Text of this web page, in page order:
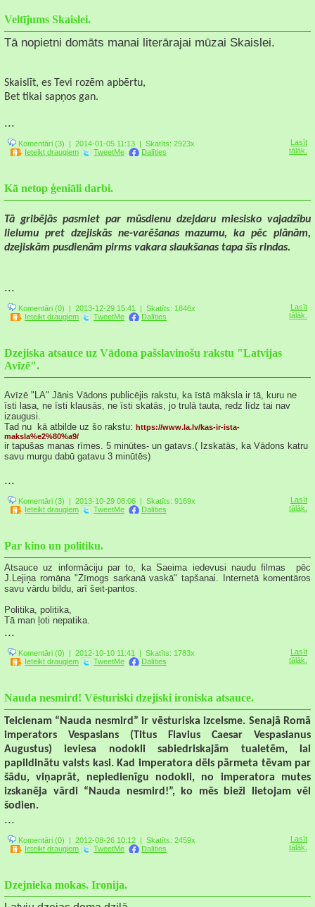
Veltījums Skaislei.
Tā nopietni domāts manai literārajai mūzai Skaislei.
Skaislīt, es Tevi rozēm apbērtu,
Bet tikai sapņos gan.
...
Komentāri (3) | 2014-01-05 11:13 | Skatīts: 2923x
Ieteikt draugiem
TweetMe Dalīties
Lasīt
tālāk.
Kā netop ģeniāli darbi.
Tā gribējās pasmiet par mūsdienu dzejdaru miesisko vajadzību
lielumu pret dzejiskās ne-varēšanas mazumu, ka pēc plānām,
dzejiskām pusdienām pirms vakara slaukšanas tapa šīs rindas.
...
Komentāri (0) | 2013-12-29 15:41 | Skatīts: 1846x
Ieteikt draugiem
TweetMe Dalīties
Lasīt
tālāk.
Dzejiska atsauce uz Vādona pašslavinošu rakstu "Latvijas
Avīzē".
Avīzē "LA" Jānis Vādons publicējis rakstu, ka īstā māksla ir tā, kuru ne
īsti lasa, ne īsti klausās, ne īsti skatās, jo trulā tauta, redz līdz tai nav
izaugusi.
Tad nu kā atbilde uz šo rakstu: https://www.la.lv/kas-ir-ista-
maksla%e2%80%a9/
ir tapušas manas rīmes. 5 minūtes- un gatavs.( Izskatās, ka Vādons katru
savu murgu dabū gatavu 3 minūtēs)
...
Komentāri (3) | 2013-10-29 08:06 | Skatīts: 9169x
Ieteikt draugiem
TweetMe Dalīties
Lasīt
tālāk.
Par kino un politiku.
Atsauce uz informāciju par to, ka Saeima iedevusi naudu filmas pēc
J.Lejiņa romāna "Zīmogs sarkanā vaskā" tapšanai. Internetā komentāros
savu vārdu bildu, arī šeit-pantos.
Politika, politika,
Tā man ļoti nepatika.
...
Komentāri (0) | 2012-10-10 11:41 | Skatīts: 1783x
Ieteikt draugiem
TweetMe Dalīties
Lasīt
tālāk.
Nauda nesmird! Vēsturiski dzejiski ironiska atsauce.
Teicienam “Nauda nesmird” ir vēsturiska izcelsme. Senajā Romā
imperators Vespasians (Titus Flavius Caesar Vespasianus
Augustus) ieviesa nodokli sabiedriskajām tualetēm, lai
papildinātu valsts kasi. Kad imperatora dēls pārmeta tēvam par
šādu, viņaprāt, nepiedienīgu nodokli, no imperatora mutes
izskanēja vārdi “Nauda nesmird!”, ko mēs bieži lietojam vēl
šodien.
...
Komentāri (0) | 2012-08-26 10:12 | Skatīts: 2459x
Ieteikt draugiem
TweetMe Dalīties
Lasīt
tālāk.
Dzejnieka mokas. Ironija.